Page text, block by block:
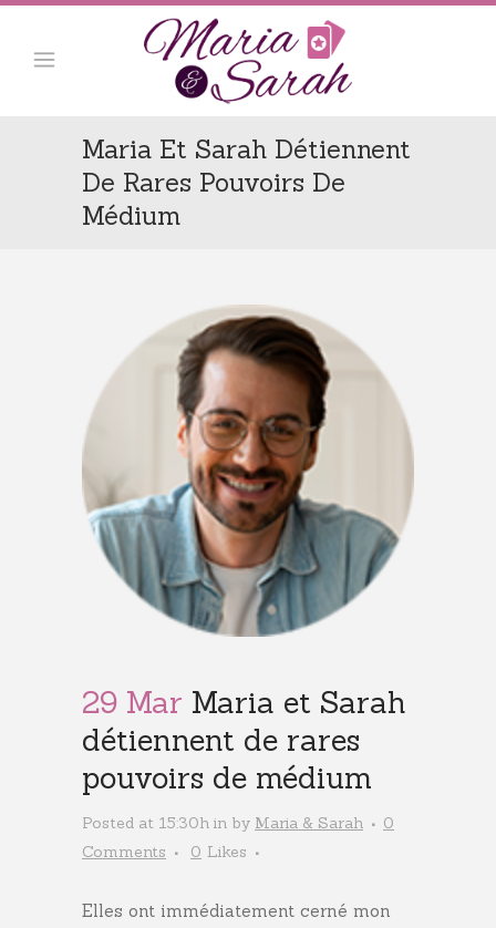
Maria Et Sarah Détiennent
De Rares Pouvoirs De
Médium
29 Mar Maria et Sarah
détiennent de rares
pouvoirs de médium
Posted at 15:30h in by Maria & Sarah
0
Comments
0 Likes
Elles ont immédiatement cerné mon